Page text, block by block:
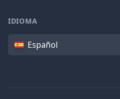
IDIOMA
IdiomaEspañol